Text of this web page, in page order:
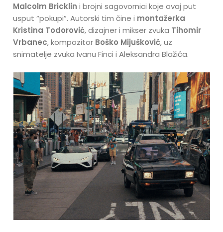
Malcolm Bricklin i brojni sagovornici koje ovaj put
usput “pokupi”. Autorski tim čine i montažerka
Kristina Todorović, dizajner i mikser zvuka Tihomir
Vrbanec, kompozitor Boško Mijušković, uz
snimatelje zvuka Ivanu Finci i Aleksandra Blažića.